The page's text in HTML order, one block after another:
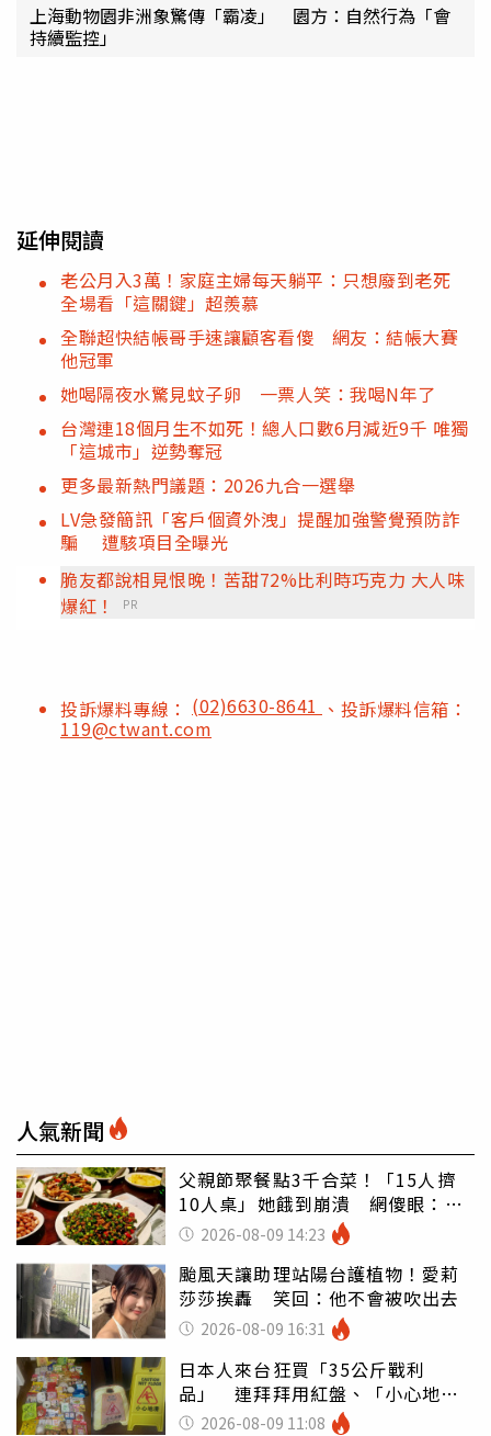
上海動物園非洲象驚傳「霸凌」 園方：自然行為「會
持續監控」
延伸閱讀
老公月入3萬！家庭主婦每天躺平：只想廢到老死
全場看「這關鍵」超羨慕
全聯超快結帳哥手速讓顧客看傻 網友：結帳大賽
他冠軍
她喝隔夜水驚見蚊子卵 一票人笑：我喝N年了
台灣連18個月生不如死！總人口數6月減近9千 唯獨
「這城市」逆勢奪冠
更多最新熱門議題：2026九合一選舉
LV急發簡訊「客戶個資外洩」提醒加強警覺預防詐
騙 遭駭項目全曝光
脆友都說相見恨晚！苦甜72%比利時巧克力 大人味
爆紅！
PR
投訴爆料專線： (02)6630-8641 、投訴爆料信箱：
119@ctwant.com
人氣新聞
父親節聚餐點3千合菜！「15人擠
10人桌」她餓到崩潰 網傻眼：讓
店家看笑話
2026-08-09 14:23
颱風天讓助理站陽台護植物！愛莉
莎莎挨轟 笑回：他不會被吹出去
2026-08-09 16:31
日本人來台狂買「35公斤戰利
品」 連拜拜用紅盤、「小心地
滑」告示牌也帶回家
2026-08-09 11:08